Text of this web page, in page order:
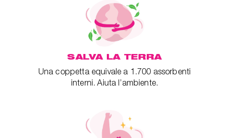
SALVA LA TERRA
Una coppetta equivale a 1.700 assorbenti
interni. Aiuta l’ambiente.